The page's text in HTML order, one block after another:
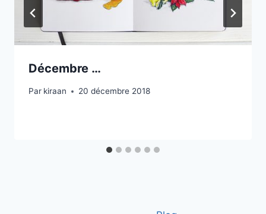
Décembre …
Par kiraan 20 décembre 2018